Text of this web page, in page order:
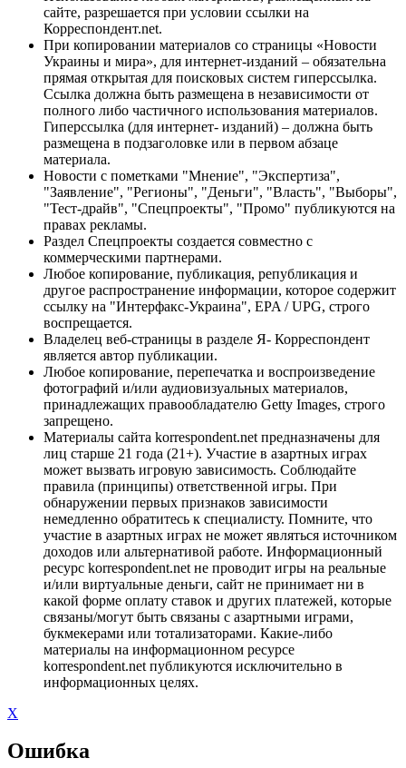
сайте, разрешается при условии ссылки на
Корреспондент.net.
При копировании материалов со страницы «Новости
Украины и мира», для интернет-изданий – обязательна
прямая открытая для поисковых систем гиперссылка.
Ссылка должна быть размещена в независимости от
полного либо частичного использования материалов.
Гиперссылка (для интернет- изданий) – должна быть
размещена в подзаголовке или в первом абзаце
материала.
Новости с пометками "Мнение", "Экспертиза",
"Заявление", "Регионы", "Деньги", "Власть", "Выборы",
"Тест-драйв", "Спецпроекты", "Промо" публикуются на
правах рекламы.
Раздел Спецпроекты создается совместно с
коммерческими партнерами.
Любое копирование, публикация, републикация и
другое распространение информации, которое содержит
ссылку на "Интерфакс-Украина", EPA / UPG, строго
воспрещается.
Владелец веб-страницы в разделе Я- Корреспондент
является автор публикации.
Любое копирование, перепечатка и воспроизведение
фотографий и/или аудиовизуальных материалов,
принадлежащих правообладателю Getty Images, строго
запрещено.
Материалы сайта korrespondent.net предназначены для
лиц старше 21 года (21+). Участие в азартных играх
может вызвать игровую зависимость. Соблюдайте
правила (принципы) ответственной игры. При
обнаружении первых признаков зависимости
немедленно обратитесь к специалисту. Помните, что
участие в азартных играх не может являться источником
доходов или альтернативой работе. Информационный
ресурс korrespondent.net не проводит игры на реальные
и/или виртуальные деньги, сайт не принимает ни в
какой форме оплату ставок и других платежей, которые
связаны/могут быть связаны с азартными играми,
букмекерами или тотализаторами. Какие-либо
материалы на информационном ресурсе
korrespondent.net публикуются исключительно в
информационных целях.
X
Ошибка